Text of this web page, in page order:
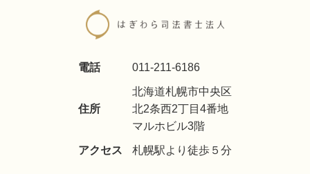
電話 011-211-6186
住所
北海道札幌市中央区
北2条西2丁目4番地
マルホビル3階
アクセス 札幌駅より徒歩５分